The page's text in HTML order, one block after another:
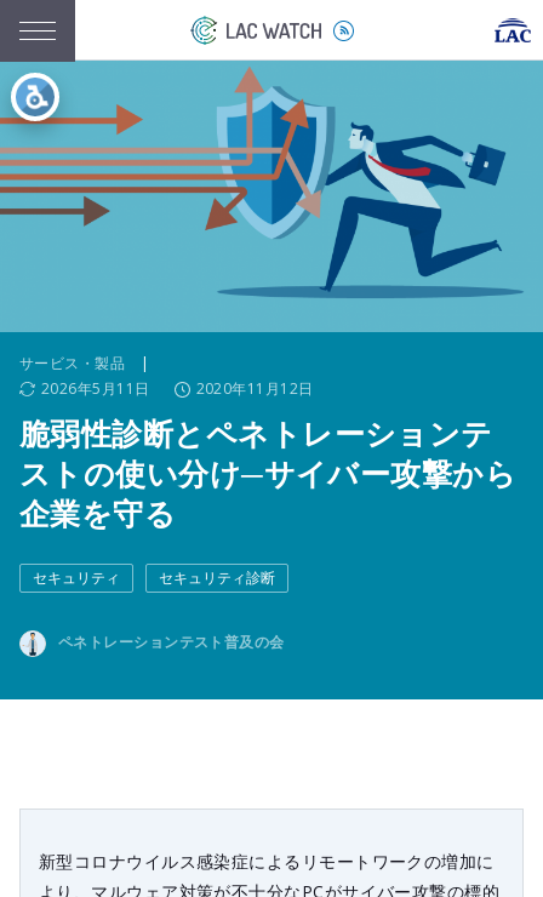
サービス・製品 |
2026年5月11日
2020年11月12日
脆弱性診断とペネトレーションテ
ストの使い分け─サイバー攻撃から
企業を守る
セキュリティ セキュリティ診断
ペネトレーションテスト普及の会
新型コロナウイルス感染症によるリモートワークの増加に
より、マルウェア対策が不十分なPCがサイバー攻撃の標的